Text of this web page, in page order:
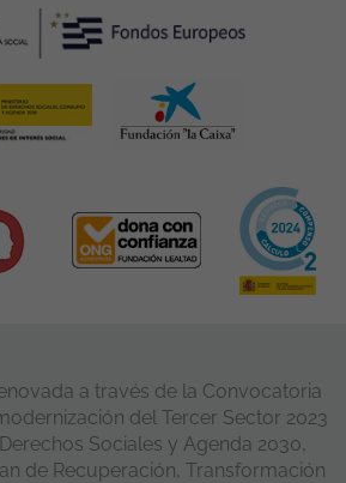
a través de la Convocatoria
del Tercer Sector 2023
Sociales y Agenda 2030,
de Recuperación, Transformación